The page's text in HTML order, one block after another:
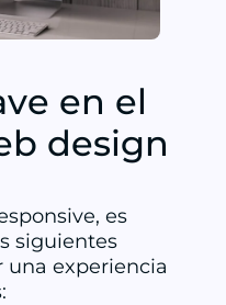
en el
design
es
siguientes
una experiencia